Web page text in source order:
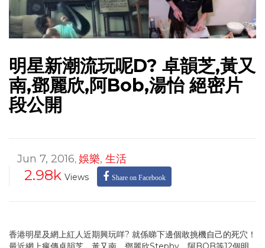
明星新潮流玩呢D? 卓韻芝,黃又
南,鄧麗欣,阿Bob,湯怡 絕密片
段公開
Jun 7, 2016, 娛樂, 生活
2.98k Views Share on Facebook
香港明星及網上紅人近期興玩咩? 就係睇下邊個敢挑機自己的死穴！